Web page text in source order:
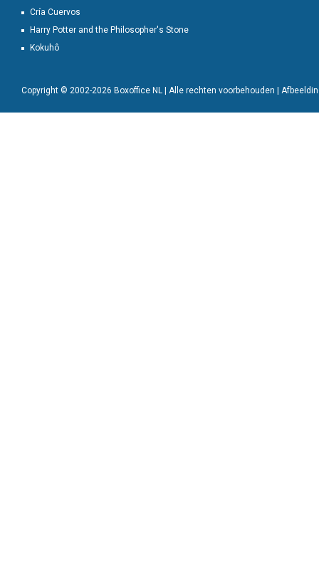
Cría Cuervos
Harry Potter and the Philosopher's Stone
Kokuhô
Copyright © 2002-2026 Boxoffice NL | Alle rechten voorbehouden |